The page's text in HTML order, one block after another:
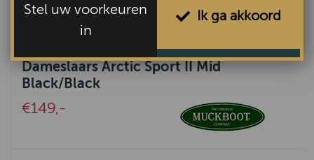
Dameslaars Arctic Sport II Mid
Black/Black
€149,-
Stel uw voorkeuren
in
Ik ga akkoord